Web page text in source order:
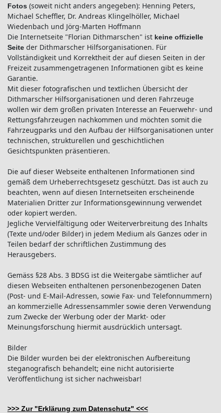
Fotos (soweit nicht anders angegeben): Henning Peters,
Michael Scheffler, Dr. Andreas Klingelhöller, Michael
Wiedenbach und Jörg-Marten Hoffmann
Die Internetseite "Florian Dithmarschen" ist keine offizielle
Seite der Dithmarscher Hilfsorganisationen. Für
Vollständigkeit und Korrektheit der auf diesen Seiten in der
Freizeit zusammengetragenen Informationen gibt es keine
Garantie.
Mit dieser fotografischen und textlichen Übersicht der
Dithmarscher Hilfsorganisationen und deren Fahrzeuge
wollen wir dem großen privaten Interesse an Feuerwehr- und
Rettungsfahrzeugen nachkommen und möchten somit die
Fahrzeugparks und den Aufbau der Hilfsorganisationen unter
technischen, strukturellen und geschichtlichen
Gesichtspunkten präsentieren.
Die auf dieser Webseite enthaltenen Informationen sind
gemäß dem Urheberrechtsgesetz geschützt. Das ist auch zu
beachten, wenn auf diesen Internetseiten erscheinende
Materialien Dritter zur Informationsgewinnung verwendet
oder kopiert werden.
Jegliche Vervielfältigung oder Weiterverbreitung des Inhalts
(Texte und/oder Bilder) in jedem Medium als Ganzes oder in
Teilen bedarf der schriftlichen Zustimmung des
Herausgebers.
Gemäss §28 Abs. 3 BDSG ist die Weitergabe sämtlicher auf
diesen Webseiten enthaltenen personenbezogenen Daten
(Post- und E-Mail-Adressen, sowie Fax- und Telefonnummern)
an kommerzielle Adressensammler sowie deren Verwendung
zum Zwecke der Werbung oder der Markt- oder
Meinungsforschung hiermit ausdrücklich untersagt.
Bilder
Die Bilder wurden bei der elektronischen Aufbereitung
steganografisch behandelt; eine nicht autorisierte
Veröffentlichung ist sicher nachweisbar!
>>> Zur "Erklärung zum Datenschutz" <<<